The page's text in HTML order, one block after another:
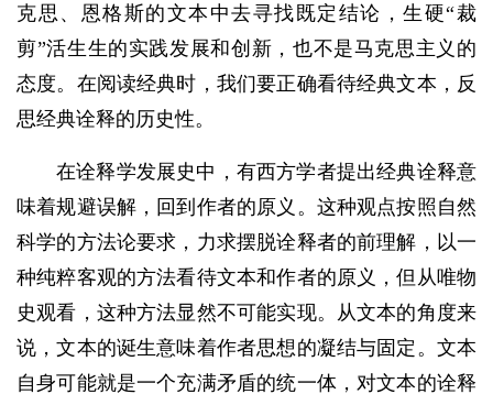
克思、恩格斯的文本中去寻找既定结论，生硬“裁
剪”活生生的实践发展和创新，也不是马克思主义的
态度。在阅读经典时，我们要正确看待经典文本，反
思经典诠释的历史性。
在诠释学发展史中，有西方学者提出经典诠释意
味着规避误解，回到作者的原义。这种观点按照自然
科学的方法论要求，力求摆脱诠释者的前理解，以一
种纯粹客观的方法看待文本和作者的原义，但从唯物
史观看，这种方法显然不可能实现。从文本的角度来
说，文本的诞生意味着作者思想的凝结与固定。文本
自身可能就是一个充满矛盾的统一体，对文本的诠释